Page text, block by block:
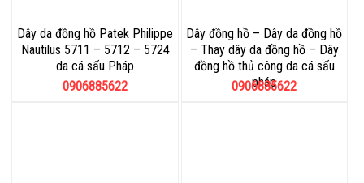
Dây da đồng hồ Patek Philippe
Nautilus 5711 – 5712 – 5724
da cá sấu Pháp
0906885622
Dây đồng hồ – Dây da đồng hồ
– Thay dây da đồng hồ – Dây
đồng hồ thủ công da cá sấu
pháp
0906885622